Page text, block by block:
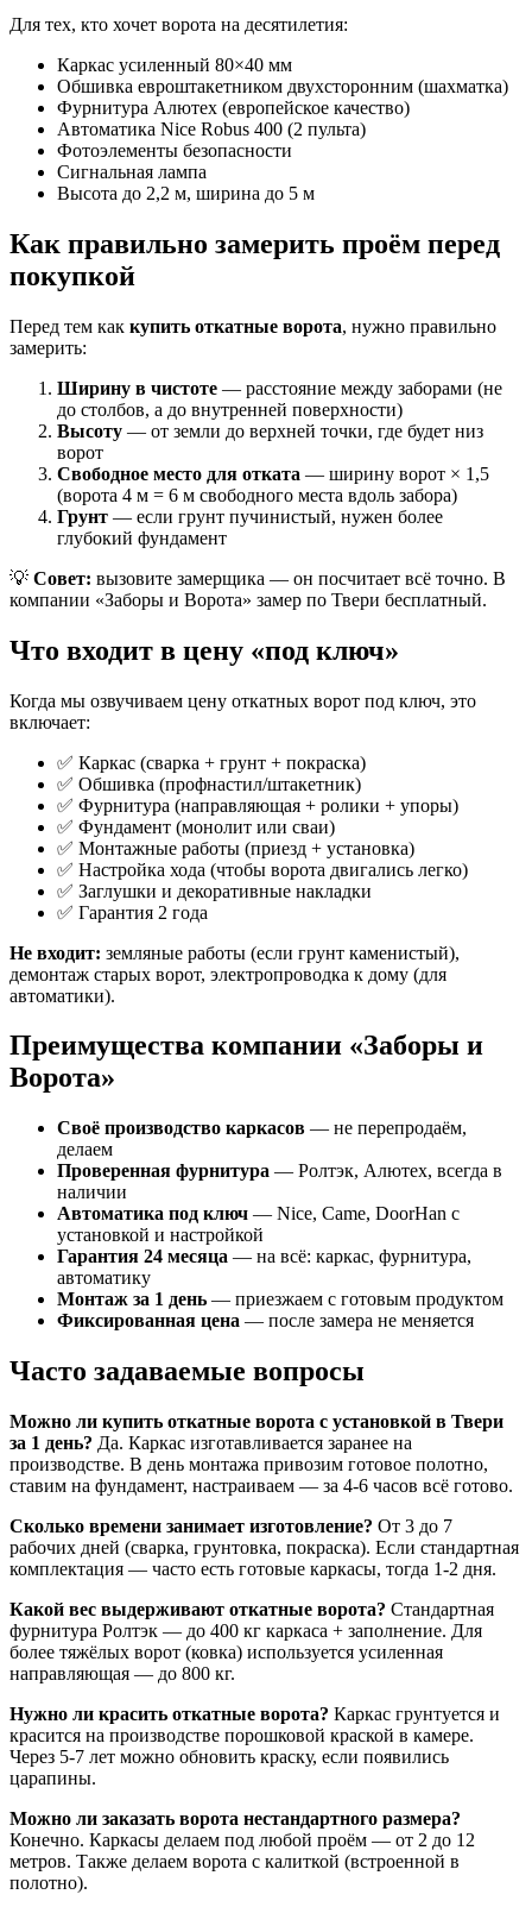
Для тех, кто хочет ворота на десятилетия:
Каркас усиленный 80×40 мм
Обшивка евроштакетником двухсторонним (шахматка)
Фурнитура Алютех (европейское качество)
Автоматика Nice Robus 400 (2 пульта)
Фотоэлементы безопасности
Сигнальная лампа
Высота до 2,2 м, ширина до 5 м
Как правильно замерить проём перед
покупкой
Перед тем как купить откатные ворота, нужно правильно
замерить:
Ширину в чистоте — расстояние между заборами (не
до столбов, а до внутренней поверхности)
Высоту — от земли до верхней точки, где будет низ
ворот
Свободное место для отката — ширину ворот × 1,5
(ворота 4 м = 6 м свободного места вдоль забора)
Грунт — если грунт пучинистый, нужен более
глубокий фундамент
💡 Совет: вызовите замерщика — он посчитает всё точно. В
компании «Заборы и Ворота» замер по Твери бесплатный.
Что входит в цену «под ключ»
Когда мы озвучиваем цену откатных ворот под ключ, это
включает:
✅ Каркас (сварка + грунт + покраска)
✅ Обшивка (профнастил/штакетник)
✅ Фурнитура (направляющая + ролики + упоры)
✅ Фундамент (монолит или сваи)
✅ Монтажные работы (приезд + установка)
✅ Настройка хода (чтобы ворота двигались легко)
✅ Заглушки и декоративные накладки
✅ Гарантия 2 года
Не входит: земляные работы (если грунт каменистый),
демонтаж старых ворот, электропроводка к дому (для
автоматики).
Преимущества компании «Заборы и
Ворота»
Своё производство каркасов — не перепродаём,
делаем
Проверенная фурнитура — Ролтэк, Алютех, всегда в
наличии
Автоматика под ключ — Nice, Came, DoorHan с
установкой и настройкой
Гарантия 24 месяца — на всё: каркас, фурнитура,
автоматику
Монтаж за 1 день — приезжаем с готовым продуктом
Фиксированная цена — после замера не меняется
Часто задаваемые вопросы
Можно ли купить откатные ворота с установкой в Твери
за 1 день? Да. Каркас изготавливается заранее на
производстве. В день монтажа привозим готовое полотно,
ставим на фундамент, настраиваем — за 4-6 часов всё готово.
Сколько времени занимает изготовление? От 3 до 7
рабочих дней (сварка, грунтовка, покраска). Если стандартная
комплектация — часто есть готовые каркасы, тогда 1-2 дня.
Какой вес выдерживают откатные ворота? Стандартная
фурнитура Ролтэк — до 400 кг каркаса + заполнение. Для
более тяжёлых ворот (ковка) используется усиленная
направляющая — до 800 кг.
Нужно ли красить откатные ворота? Каркас грунтуется и
красится на производстве порошковой краской в камере.
Через 5-7 лет можно обновить краску, если появились
царапины.
Можно ли заказать ворота нестандартного размера?
Конечно. Каркасы делаем под любой проём — от 2 до 12
метров. Также делаем ворота с калиткой (встроенной в
полотно).